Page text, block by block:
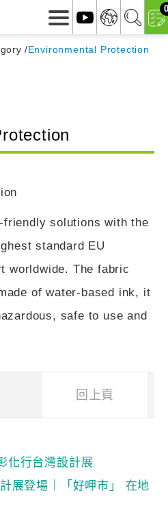
0
Environmental Protection
friendly solutions with the
standard EU
worldwide. The fabric
of water-based ink, it
safe to use and
回上頁
化行台灣設計展
展登場｜「好呷市」 在地